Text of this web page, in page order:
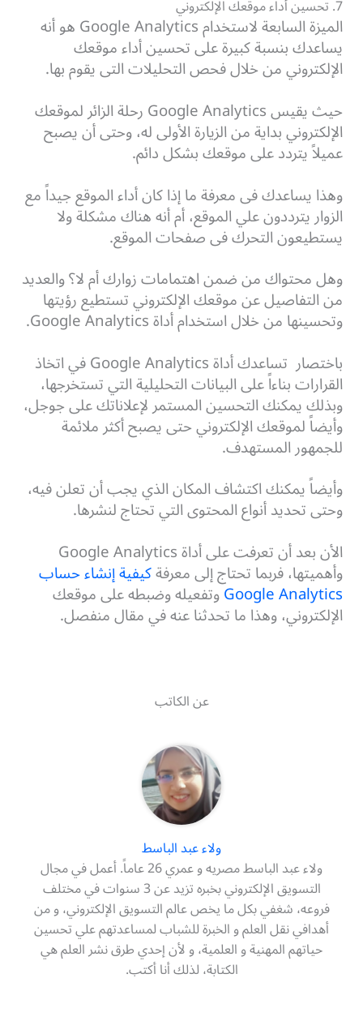
7. تحسين أداء موقعك الإلكتروني
الميزة السابعة لاستخدام Google Analytics هو أنه
يساعدك بنسبة كبيرة على تحسين أداء موقعك
الإلكتروني من خلال فحص التحليلات التى يقوم بها.
حيث يقيس Google Analytics رحلة الزائر لموقعك
الإلكتروني بداية من الزيارة الأولى له، وحتى أن يصبح
عميلاً يتردد على موقعك بشكل دائم.
وهذا يساعدك فى معرفة ما إذا كان أداء الموقع جيداً مع
الزوار يترددون علي الموقع، أم أنه هناك مشكلة ولا
يستطيعون التحرك فى صفحات الموقع.
وهل محتواك من ضمن اهتمامات زوارك أم لا؟ والعديد
من التفاصيل عن موقعك الإلكتروني تستطيع رؤيتها
وتحسينها من خلال استخدام أداة Google Analytics.
باختصار تساعدك أداة Google Analytics في اتخاذ
القرارات بناءاً على البيانات التحليلية التي تستخرجها،
وبذلك يمكنك التحسين المستمر لإعلاناتك على جوجل،
وأيضاً لموقعك الإلكتروني حتى يصبح أكثر ملائمة
للجمهور المستهدف.
وأيضاً يمكنك اكتشاف المكان الذي يجب أن تعلن فيه،
وحتى تحديد أنواع المحتوى التي تحتاج لنشرها.
الأن بعد أن تعرفت على أداة Google Analytics
وأهميتها، فربما تحتاج إلى معرفةكيفية إنشاء حساب
Google Analyticsوتفعيله وضبطه على موقعك
الإلكتروني، وهذا ما تحدثنا عنه في مقال منفصل.
عن الكاتب
ولاء عبد الباسط
ولاء عبد الباسط مصريه و عمري 26 عاماً. أعمل في مجال
التسويق الإلكتروني بخبره تزيد عن 3 سنوات في مختلف
فروعه، شغفي بكل ما يخص عالم التسويق الإلكتروني، و من
أهدافي نقل العلم و الخبرة للشباب لمساعدتهم علي تحسين
حياتهم المهنية و العلمية، و لأن إحدي طرق نشر العلم هي
الكتابة، لذلك أنا أكتب.